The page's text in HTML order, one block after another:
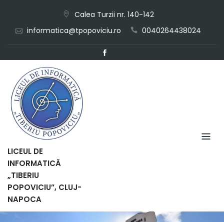
content
Calea Turzii nr. 140-142
informatica@tpopoviciu.ro
0040264438024
LICEUL DE
INFORMATICĂ
„TIBERIU
POPOVICIU”, CLUJ-
NAPOCA